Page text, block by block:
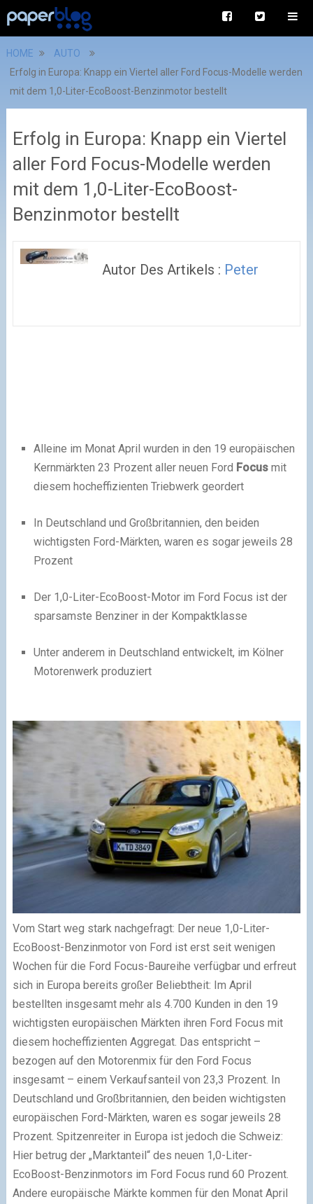
HOME
AUTO
Erfolg in Europa: Knapp ein Viertel aller Ford Focus-Modelle werden
mit dem 1,0-Liter-EcoBoost-Benzinmotor bestellt
Erfolg in Europa: Knapp ein Viertel
aller Ford Focus-Modelle werden
mit dem 1,0-Liter-EcoBoost-
Benzinmotor bestellt
Autor Des Artikels : Peter
Alleine im Monat April wurden in den 19 europäischen
Kernmärkten 23 Prozent aller neuen Ford Focusmit
diesem hocheffizienten Triebwerk geordert
In Deutschland und Großbritannien, den beiden
wichtigsten Ford-Märkten, waren es sogar jeweils 28
Prozent
Der 1,0-Liter-EcoBoost-Motor im Ford Focus ist der
sparsamste Benziner in der Kompaktklasse
Unter anderem in Deutschland entwickelt, im Kölner
Motorenwerk produziert
Vom Start weg stark nachgefragt: Der neue 1,0-Liter-
EcoBoost-Benzinmotor von Ford ist erst seit wenigen
Wochen für die Ford Focus-Baureihe verfügbar und erfreut
sich in Europa bereits großer Beliebtheit: Im April
bestellten insgesamt mehr als 4.700 Kunden in den 19
wichtigsten europäischen Märkten ihren Ford Focus mit
diesem hocheffizienten Aggregat. Das entspricht –
bezogen auf den Motorenmix für den Ford Focus
insgesamt – einem Verkaufsanteil von 23,3 Prozent. In
Deutschland und Großbritannien, den beiden wichtigsten
europäischen Ford-Märkten, waren es sogar jeweils 28
Prozent. Spitzenreiter in Europa ist jedoch die Schweiz:
Hier betrug der „Marktanteil“ des neuen 1,0-Liter-
EcoBoost-Benzinmotors im Ford Focus rund 60 Prozent.
Andere europäische Märkte kommen für den Monat April